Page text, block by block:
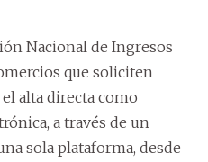
Nacional de Ingresos
que soliciten
alta directa como
a través de un
sola plataforma, desde